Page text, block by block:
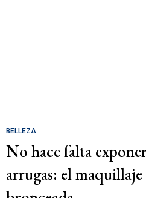
BELLEZA
No hace falta
arrugas: el